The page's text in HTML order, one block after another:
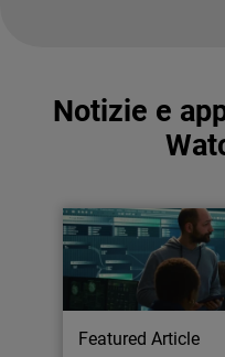
Notizie e
Featured Article